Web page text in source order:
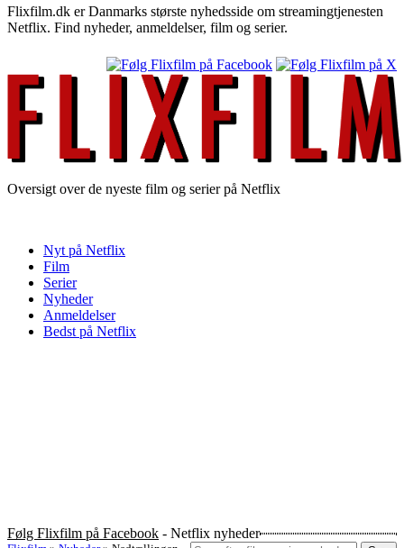
Flixfilm.dk er Danmarks største nyhedsside om streamingtjenesten
Netflix. Find nyheder, anmeldelser, film og serier.
Oversigt over de nyeste film og serier på Netflix
Nyt på Netflix
Film
Serier
Nyheder
Anmeldelser
Bedst på Netflix
Følg Flixfilm på Facebook - Netflix nyheder